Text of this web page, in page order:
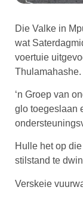
Die Valke in
wat
voertuie
Thulamahashe.
‘n Groep van
glo toegeslaan
Hulle het op
stilstand te
Verskeie